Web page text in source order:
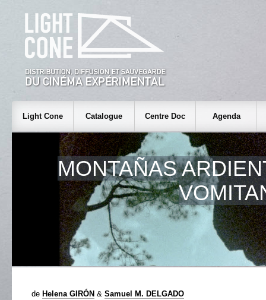
Light Cone Catalogue Centre Doc Agenda
MONTAÑAS
de Helena GIRÓN & Samuel M. DELGADO